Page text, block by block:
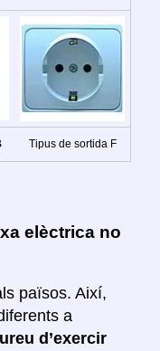
Tipus de sortida F
elèctrica no
països. Així,
a
d’exercir